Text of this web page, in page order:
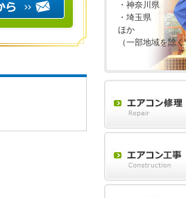
・神奈川県
・埼玉県
ほか
（一部地域を除